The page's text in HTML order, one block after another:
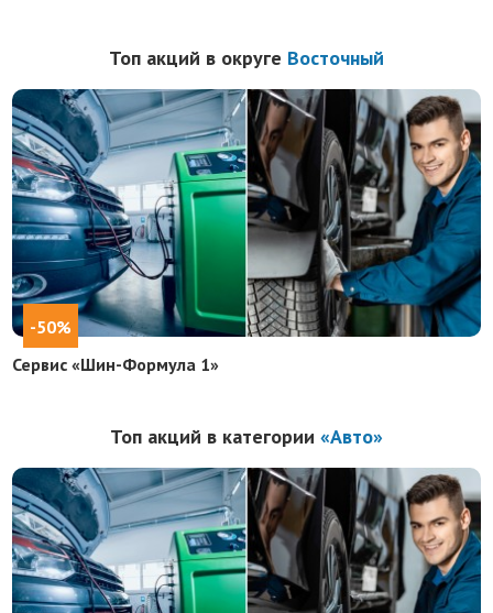
Топ акций в округе Восточный
-50%
Сервис «Шин-Формула 1»
Топ акций в категории «Авто»